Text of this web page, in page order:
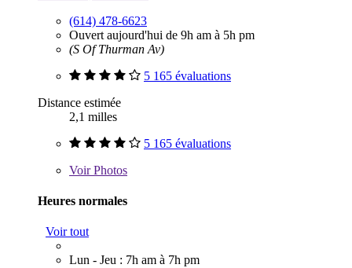
(614) 478-6623
Ouvert aujourd'hui de 9h am à 5h pm
(S Of Thurman Av)
5 165 évaluations
Distance estimée
2,1 milles
5 165 évaluations
VoirPhotos
Heures normales
Voir tout
Lun - Jeu : 7h am à 7h pm